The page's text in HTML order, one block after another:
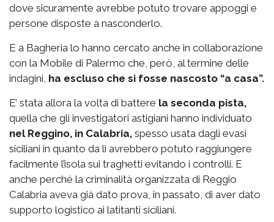
dove sicuramente avrebbe potuto trovare appoggi e
persone disposte a nasconderlo.
E a Bagheria lo hanno cercato anche in collaborazione
con la Mobile di Palermo che, però, al termine delle
indagini, ha escluso che si fosse nascosto “a casa”.
E’ stata allora la volta di battere la seconda pista,
quella che gli investigatori astigiani hanno individuato
nel Reggino, in Calabria, spesso usata dagli evasi
siciliani in quanto da lì avrebbero potuto raggiungere
facilmente l’isola sui traghetti evitando i controlli. E
anche perché la criminalità organizzata di Reggio
Calabria aveva già dato prova, in passato, di aver dato
supporto logistico ai latitanti siciliani.